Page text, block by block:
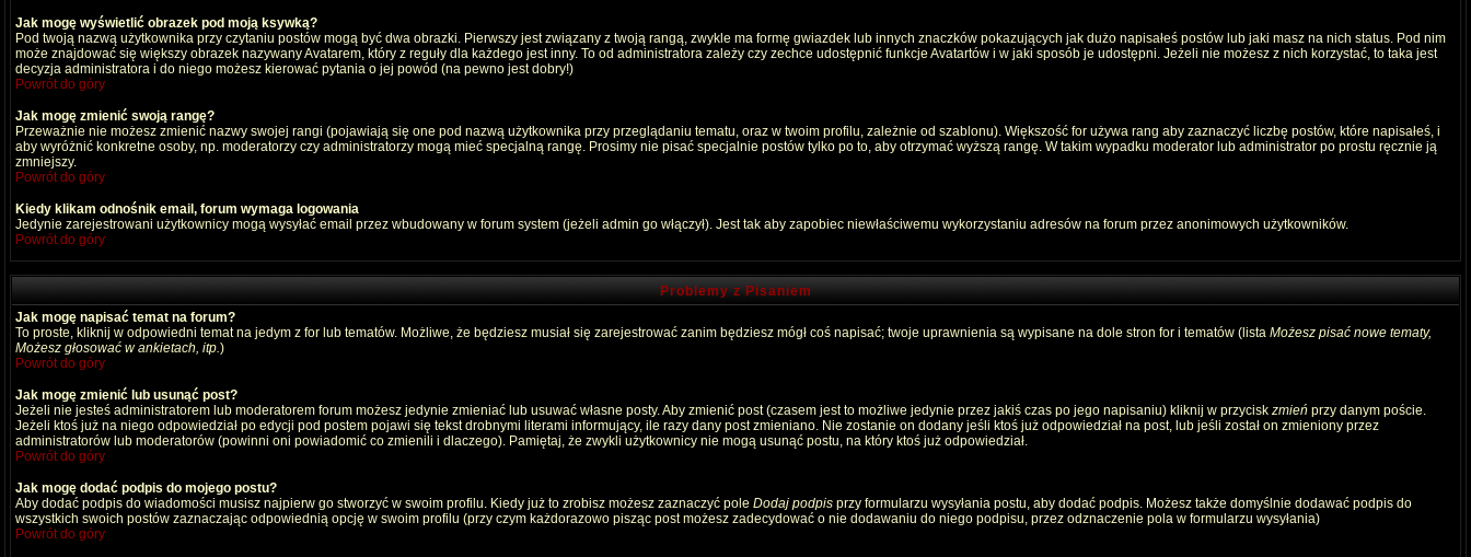
Jak mogę wyświetlić obrazek pod moją ksywką?
Pod twoją nazwą użytkownika przy czytaniu postów mogą być dwa obrazki. Pierwszy jest związany z twoją rangą, zwykle ma formę gwiazdek lub innych znaczków pokazujących jak dużo napisałeś postów lub jaki masz na nich status. Pod nim
może znajdować się większy obrazek nazywany Avatarem, który z reguły dla każdego jest inny. To od administratora zależy czy zechce udostępnić funkcje Avatartów i w jaki sposób je udostępni. Jeżeli nie możesz z nich korzystać, to taka jest
decyzja administratora i do niego możesz kierować pytania o jej powód (na pewno jest dobry!)
Powrót do góry
Jak mogę zmienić swoją rangę?
Przeważnie nie możesz zmienić nazwy swojej rangi (pojawiają się one pod nazwą użytkownika przy przeglądaniu tematu, oraz w twoim profilu, zależnie od szablonu). Większość for używa rang aby zaznaczyć liczbę postów, które napisałeś, i
aby wyróżnić konkretne osoby, np. moderatorzy czy administratorzy mogą mieć specjalną rangę. Prosimy nie pisać specjalnie postów tylko po to, aby otrzymać wyższą rangę. W takim wypadku moderator lub administrator po prostu ręcznie ją
zmniejszy.
Powrót do góry
Kiedy klikam odnośnik email, forum wymaga logowania
Jedynie zarejestrowani użytkownicy mogą wysyłać email przez wbudowany w forum system (jeżeli admin go włączył). Jest tak aby zapobiec niewłaściwemu wykorzystaniu adresów na forum przez anonimowych użytkowników.
Powrót do góry
Problemy z Pisaniem
Jak mogę napisać temat na forum?
To proste, kliknij w odpowiedni temat na jedym z for lub tematów. Możliwe, że będziesz musiał się zarejestrować zanim będziesz mógł coś napisać; twoje uprawnienia są wypisane na dole stron for i tematów (lista Możesz pisać nowe tematy,
Możesz głosować w ankietach, itp.)
Powrót do góry
Jak mogę zmienić lub usunąć post?
Jeżeli nie jesteś administratorem lub moderatorem forum możesz jedynie zmieniać lub usuwać własne posty. Aby zmienić post (czasem jest to możliwe jedynie przez jakiś czas po jego napisaniu) kliknij w przycisk zmień przy danym poście.
Jeżeli ktoś już na niego odpowiedział po edycji pod postem pojawi się tekst drobnymi literami informujący, ile razy dany post zmieniano. Nie zostanie on dodany jeśli ktoś już odpowiedział na post, lub jeśli został on zmieniony przez
administratorów lub moderatorów (powinni oni powiadomić co zmienili i dlaczego). Pamiętaj, że zwykli użytkownicy nie mogą usunąć postu, na który ktoś już odpowiedział.
Powrót do góry
Jak mogę dodać podpis do mojego postu?
Aby dodać podpis do wiadomości musisz najpierw go stworzyć w swoim profilu. Kiedy już to zrobisz możesz zaznaczyć pole Dodaj podpis przy formularzu wysyłania postu, aby dodać podpis. Możesz także domyślnie dodawać podpis do
wszystkich swoich postów zaznaczając odpowiednią opcję w swoim profilu (przy czym każdorazowo pisząc post możesz zadecydować o nie dodawaniu do niego podpisu, przez odznaczenie pola w formularzu wysyłania)
Powrót do góry